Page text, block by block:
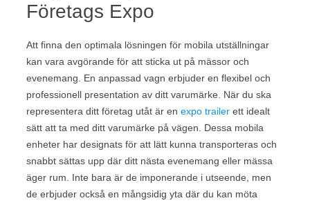
Företags Expo
Att finna den optimala lösningen för mobila utställningar
kan vara avgörande för att sticka ut på mässor och
evenemang. En anpassad vagn erbjuder en flexibel och
professionell presentation av ditt varumärke. När du ska
representera ditt företag utåt är en expo trailer ett idealt
sätt att ta med ditt varumärke på vägen. Dessa mobila
enheter har designats för att lätt kunna transporteras och
snabbt sättas upp där ditt nästa evenemang eller mässa
äger rum. Inte bara är de imponerande i utseende, men
de erbjuder också en mångsidig yta där du kan möta